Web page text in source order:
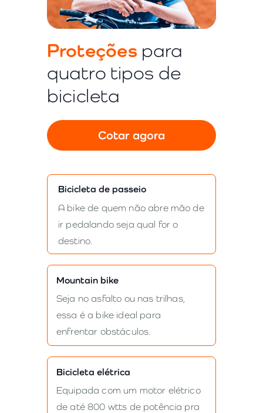
Proteções para
quatro tipos de
bicicleta
Cotar agora
Bicicleta de passeio
A bike de quem não abre mão de
ir pedalando seja qual for o
destino.
Mountain bike
Seja no asfalto ou nas trilhas,
essa é a bike ideal para
enfrentar obstáculos.
Bicicleta elétrica
Equipada com um motor elétrico
de até 800 wtts de potência pra